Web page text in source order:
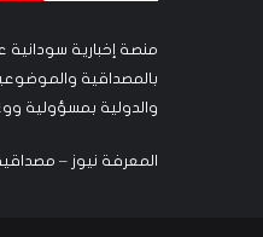
منصة إخبارية سودانية
بالمصداقية
والدولية بمسؤولية
المعرفة نيوز –